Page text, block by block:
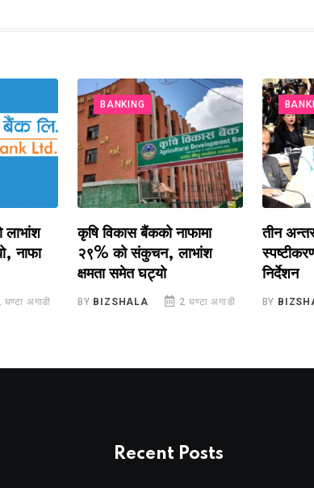
BANKING
कृषि विकास बैंकको नाफामा
२९% को संकुचन, लाभांश
क्षमता समेत घट्यो
BIZSHALA 2 घण्टा अगाडी
BANKING
तीन
स्पष्टीकरण
निर्देशन
BIZSHALA
Recent Posts